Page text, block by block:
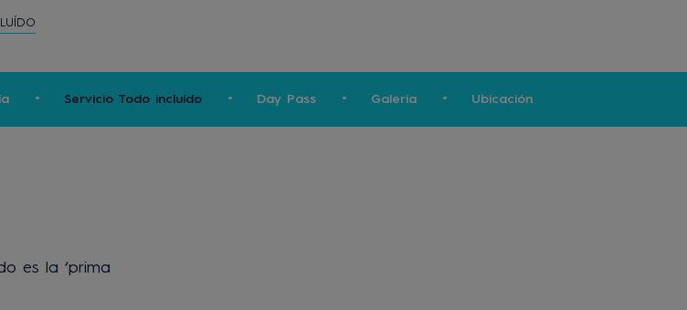
Servicio Todo incluído Day Pass Galería Ubicación
es la ‘prima